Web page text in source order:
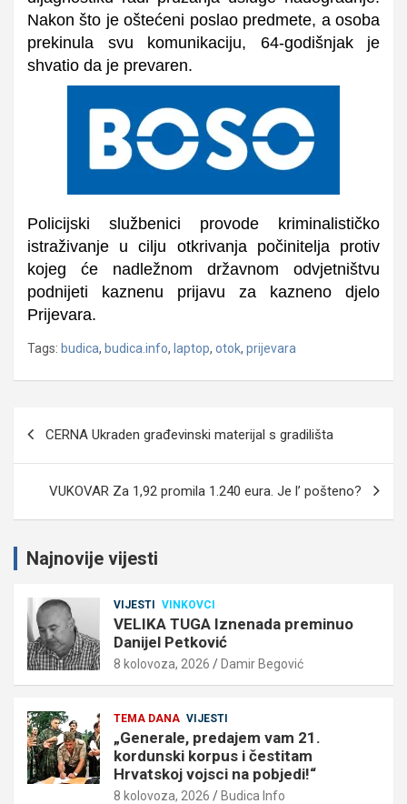
Nakon što je oštećeni poslao predmete, a osoba
prekinula svu komunikaciju, 64-godišnjak je
shvatio da je prevaren.
Policijski službenici provode kriminalističko
istraživanje u cilju otkrivanja počinitelja protiv
kojeg će nadležnom državnom odvjetništvu
podnijeti kaznenu prijavu za kazneno djelo
Prijevara.
Tags: budica, budica.info, laptop, otok, prijevara
CERNA Ukraden građevinski materijal s gradilišta
VUKOVAR Za 1,92 promila 1.240 eura. Je l’ pošteno?
Najnovije vijesti
VIJESTI VINKOVCI
VELIKA TUGA Iznenada preminuo
Danijel Petković
8 kolovoza, 2026 Damir Begović
TEMA DANA VIJESTI
„Generale, predajem vam 21.
kordunski korpus i čestitam
Hrvatskoj vojsci na pobjedi!“
8 kolovoza, 2026 Budica Info